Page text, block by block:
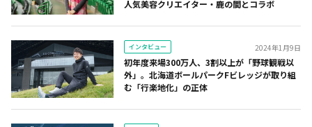
人気美容クリエイター・鹿の間とコラボ
インタビュー 2024年1月9日
初年度来場300万人、3割以上が「野球観戦以
外」。北海道ボールパークFビレッジが取り組
む「行楽地化」の正体